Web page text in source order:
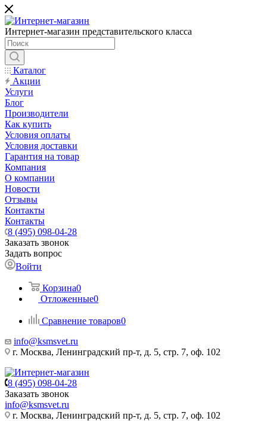
Интернет-магазин представительского класса
Каталог
Акции
Услуги
Блог
Производители
Как купить
Условия оплаты
Условия доставки
Гарантия на товар
Компания
О компании
Новости
Отзывы
Контакты
Контакты
8 (495) 098-04-28
Заказать звонок
Задать вопрос
Войти
Корзина0
Отложенные0
Сравнение товаров0
info@ksmsvet.ru
г. Москва, Ленинградский пр-т, д. 5, стр. 7, оф. 102
8 (495) 098-04-28
Заказать звонок
info@ksmsvet.ru
г. Москва, Ленинградский пр-т, д. 5, стр. 7, оф. 102